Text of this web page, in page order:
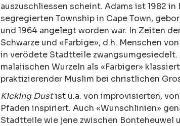
auszuschliessen scheint. Adams ist 1982 in
segregierten Township in Cape Town,
und 1964 angelegt worden war. In Zeiten
Schwarze und «Farbige», d.h. Menschen
in verödete Stadtteile zwangsumgesiedelt.
malaiischen Wurzeln als «Farbiger»
praktizierender Muslim bei christlichen
Kicking Dustist u.a. von improvisierten,
Pfaden inspiriert. Auch «Wunschlinien»
Stadtteile wie jene zwischen Bonteheuwel